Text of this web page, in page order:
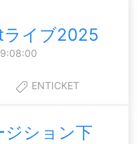
ライブ2025
ENTICKET
ジション下